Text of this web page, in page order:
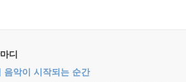
디
음악이 시작되는 순간